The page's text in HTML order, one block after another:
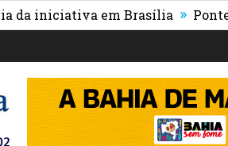
em Brasília » Ponte que